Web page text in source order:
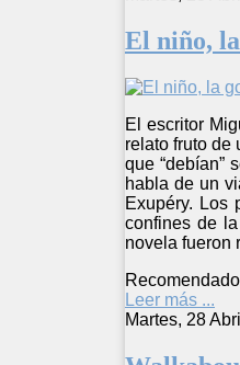
El niño,
El escritor
relato fruto de
que “debían”
habla de un
Exupéry. Los
confines de
novela fueron
Leer más ...
Martes, 28